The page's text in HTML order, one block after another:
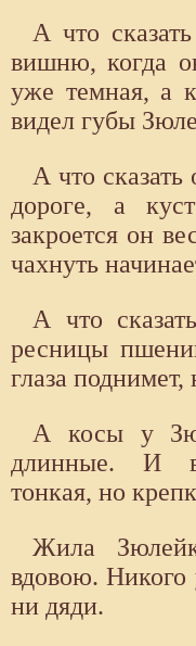
А что
вишню, когда
уже темная, а
видел губы
А что
дороге, а
закроется он
чахнуть
А что
ресницы
глаза поднимет,
А косы у
длинные. И
тонкая, но
Жила
вдовою. Никого
ни дяди.